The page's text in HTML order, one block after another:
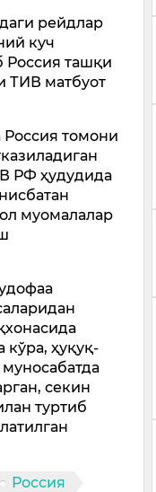
рейдлар
куч
Россия ташқи
ТИВ матбуот
томони
РФ ҳудудида
муомалалар
кўра, ҳуқуқ-
секин
туртиб
Россия